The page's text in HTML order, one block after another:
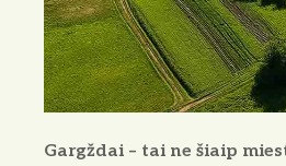
Gargždai – tai ne šiaip